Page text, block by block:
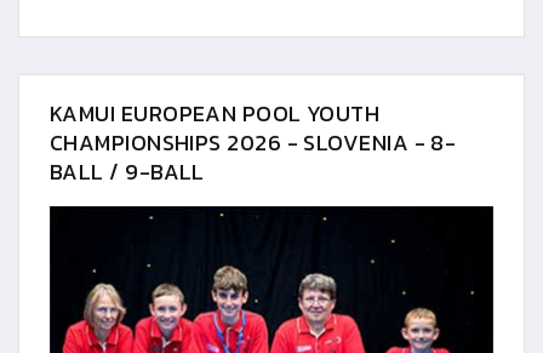
KAMUI EUROPEAN POOL YOUTH
CHAMPIONSHIPS 2026 - SLOVENIA - 8-
BALL / 9-BALL